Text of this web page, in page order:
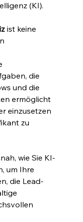
(KI).
ist keine
die
und die
ermöglicht
einzusetzen
zu
wie Sie KI-
um Ihre
die Lead-